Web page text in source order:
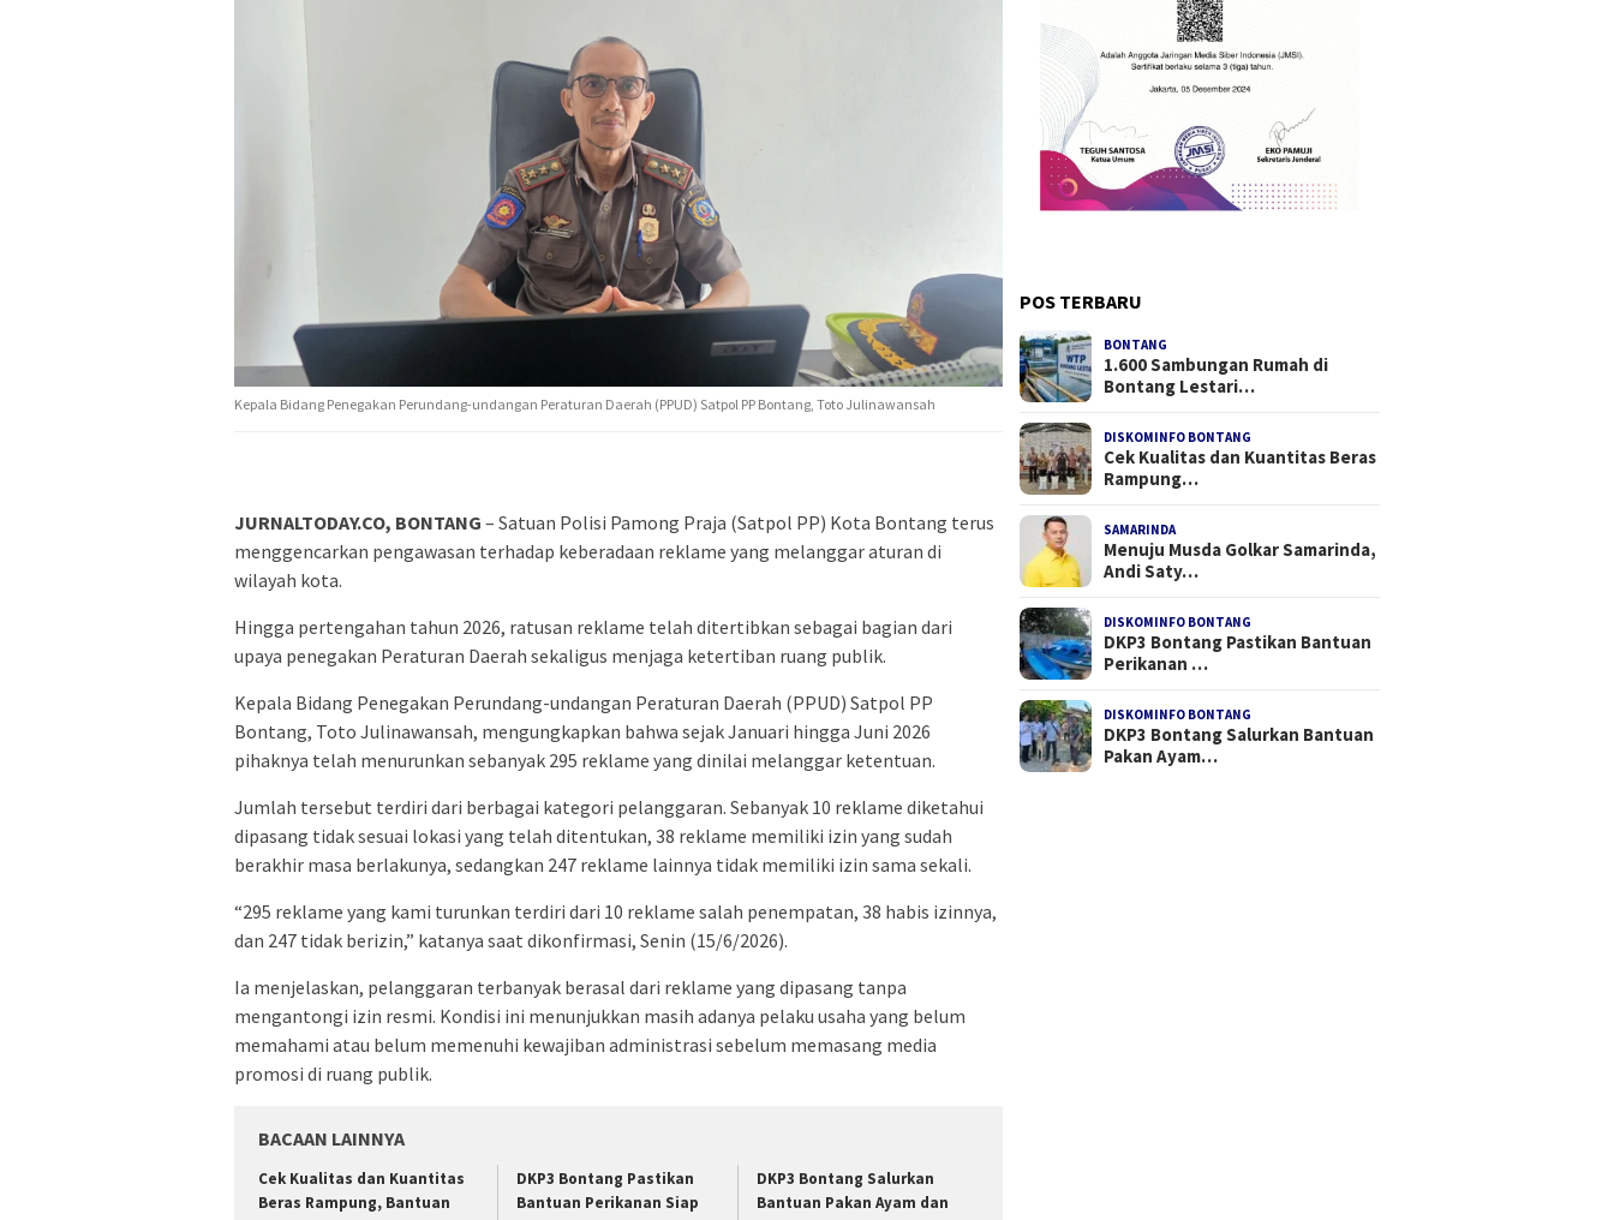
Kepala Bidang Penegakan Perundang-undangan Peraturan Daerah (PPUD) Satpol PP Bontang, Toto Julinawansah
JURNALTODAY.CO, BONTANG – Satuan Polisi Pamong Praja (Satpol PP) Kota Bontang terus
menggencarkan pengawasan terhadap keberadaan reklame yang melanggar aturan di
wilayah kota.
Hingga pertengahan tahun 2026, ratusan reklame telah ditertibkan sebagai bagian dari
upaya penegakan Peraturan Daerah sekaligus menjaga ketertiban ruang publik.
Kepala Bidang Penegakan Perundang-undangan Peraturan Daerah (PPUD) Satpol PP
Bontang, Toto Julinawansah, mengungkapkan bahwa sejak Januari hingga Juni 2026
pihaknya telah menurunkan sebanyak 295 reklame yang dinilai melanggar ketentuan.
Jumlah tersebut terdiri dari berbagai kategori pelanggaran. Sebanyak 10 reklame diketahui
dipasang tidak sesuai lokasi yang telah ditentukan, 38 reklame memiliki izin yang sudah
berakhir masa berlakunya, sedangkan 247 reklame lainnya tidak memiliki izin sama sekali.
“295 reklame yang kami turunkan terdiri dari 10 reklame salah penempatan, 38 habis izinnya,
dan 247 tidak berizin,” katanya saat dikonfirmasi, Senin (15/6/2026).
Ia menjelaskan, pelanggaran terbanyak berasal dari reklame yang dipasang tanpa
mengantongi izin resmi. Kondisi ini menunjukkan masih adanya pelaku usaha yang belum
memahami atau belum memenuhi kewajiban administrasi sebelum memasang media
promosi di ruang publik.
BACAAN LAINNYA
Cek Kualitas dan Kuantitas
Beras Rampung, Bantuan
DKP3 Bontang Pastikan
Bantuan Perikanan Siap
DKP3 Bontang Salurkan
Bantuan Pakan Ayam dan
POS TERBARU
BONTANG
1.600 Sambungan Rumah di
Bontang Lestari…
DISKOMINFO BONTANG
Cek Kualitas dan Kuantitas Beras
Rampung…
SAMARINDA
Menuju Musda Golkar Samarinda,
Andi Saty…
DISKOMINFO BONTANG
DKP3 Bontang Pastikan Bantuan
Perikanan …
DISKOMINFO BONTANG
DKP3 Bontang Salurkan Bantuan
Pakan Ayam…